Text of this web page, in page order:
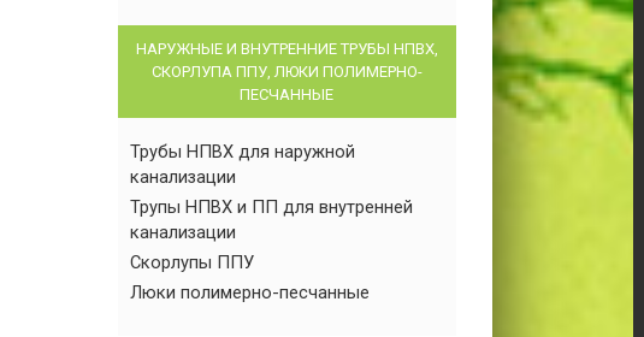
НАРУЖНЫЕ И ВНУТРЕННИЕ ТРУБЫ НПВХ,
СКОРЛУПА ППУ, ЛЮКИ ПОЛИМЕРНО-
ПЕСЧАННЫЕ
Трубы НПВХ для наружной
канализации
Трупы НПВХ и ПП для внутренней
канализации
Скорлупы ППУ
Люки полимерно-песчанные